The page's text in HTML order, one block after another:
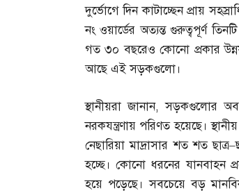
দুর্ভোগে দিন কাটাচ্ছেন প্রায়
নং ওয়ার্ডের অত্যন্ত গুরুত্বপূর্ণ তিনটি
গত ৩০ বছরেও কোনো প্রকার
আছে এই সড়কগুলো।
স্থানীয়রা জানান,সড়কগুলোর
নরকযন্ত্রণায় পরিণত হয়েছে।
নেছারিয়া মাদ্রাসার শত শত ছাত্র–
হচ্ছে। কোনো ধরনের যানবাহন
হয়ে পড়েছে। সবচেয়ে বড়